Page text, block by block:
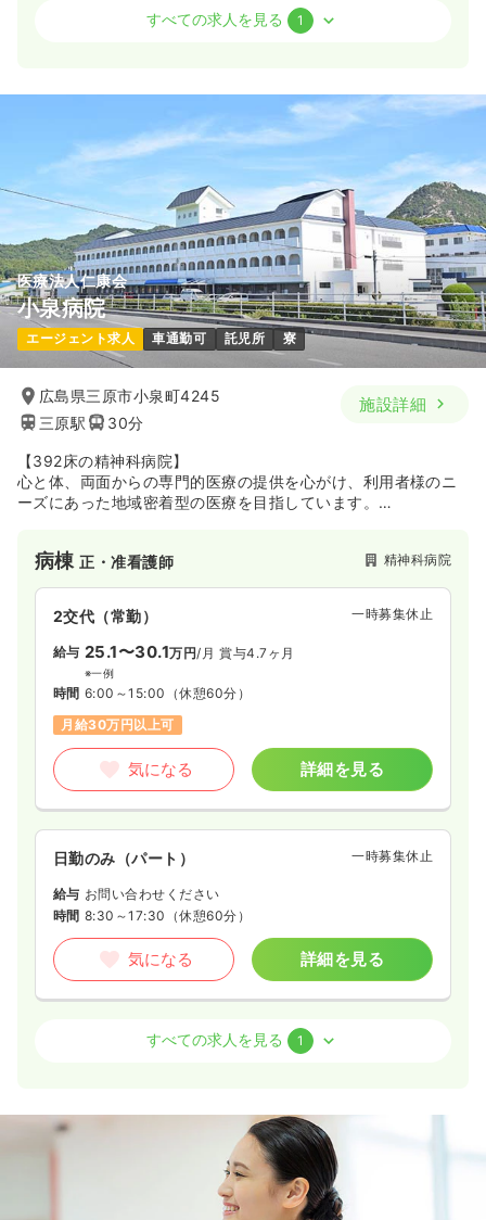
賞与83.1〜96.1万円
時間 8:30～17:00（休憩60分）
第二新卒可
気になる 詳細を見る
すべての求人を見る 1
医療法人仁康会
小泉病院
エージェント求人 車通勤可 託児所 寮
広島県三原市小泉町4245
三原駅
30分
施設詳細
【392床の精神科病院】
心と体、両面からの専門的医療の提供を心がけ、利用者様のニ
ーズにあった地域密着型の医療を目指しています。
病棟正・准看護師 精神科病院
2交代（常勤） 一時募集休止
給与 25.1〜30.1万円/月 賞与4.7ヶ月
※一例
時間 6:00～15:00 （休憩60分）
月給30万円以上可
気になる 詳細を見る
日勤のみ（パート） 一時募集休止
給与 お問い合わせください
時間 8:30～17:30 （休憩60分）
気になる 詳細を見る
正・准看護師
給与 賞与2回
（休憩60分）
すべての求人を見る 1